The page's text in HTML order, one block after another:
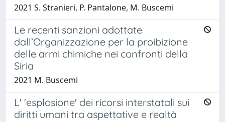
2021 S. Stranieri, P. Pantalone, M. Buscemi
Le recenti sanzioni adottate
dall’Organizzazione per la proibizione
delle armi chimiche nei confronti della
Siria
2021 M. Buscemi
L' 'esplosione' dei ricorsi interstatali sui
diritti umani tra aspettative e realtà